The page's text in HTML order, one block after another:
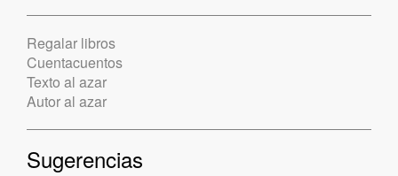
Regalar libros
Cuentacuentos
Texto al azar
Autor al azar
Sugerencias